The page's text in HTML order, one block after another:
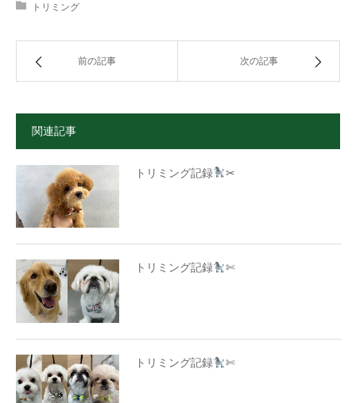
トリミング
前の記事 次の記事
関連記事
トリミング記録 ✂
トリミング記録 ✄
トリミング記録 ✄